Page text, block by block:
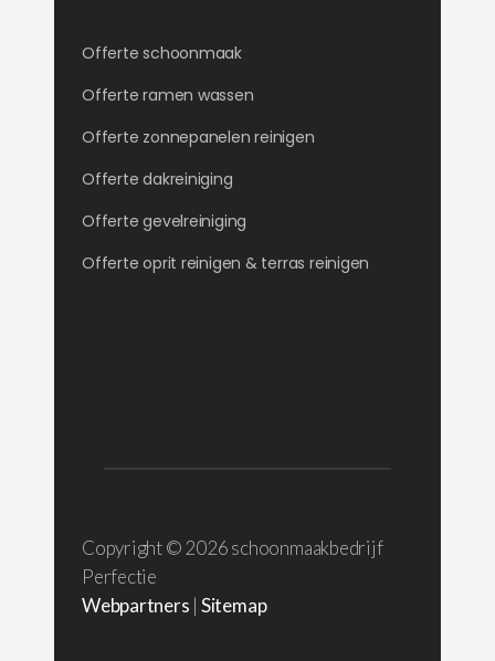
Offerte schoonmaak
Offerte ramen wassen
Offerte zonnepanelen reinigen
Offerte dakreiniging
Offerte gevelreiniging
Offerte oprit reinigen & terras reinigen
Copyright © 2026 schoonmaakbedrijf
Perfectie
Webpartners | Sitemap